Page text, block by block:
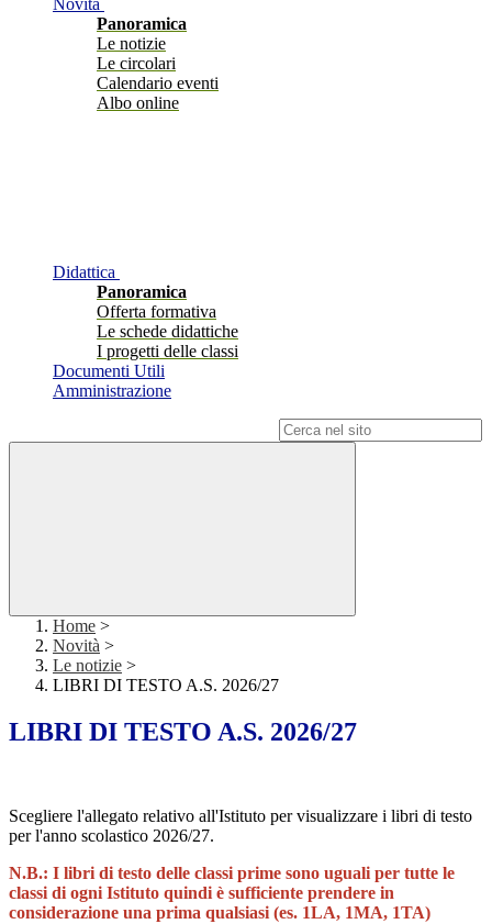
Novità
Panoramica
Le notizie
Le circolari
Calendario eventi
Albo online
Didattica
Panoramica
Offerta formativa
Le schede didattiche
I progetti delle classi
Documenti Utili
Amministrazione
Home >
Novità >
Le notizie >
LIBRI DI TESTO A.S. 2026/27
LIBRI DI TESTO A.S. 2026/27
Scegliere l'allegato relativo all'Istituto per visualizzare i libri di testo
per l'anno scolastico 2026/27.
N.B.: I libri di testo delle classi prime sono uguali per tutte le
classi di ogni Istituto quindi è sufficiente prendere in
considerazione una prima qualsiasi (es. 1LA, 1MA, 1TA)